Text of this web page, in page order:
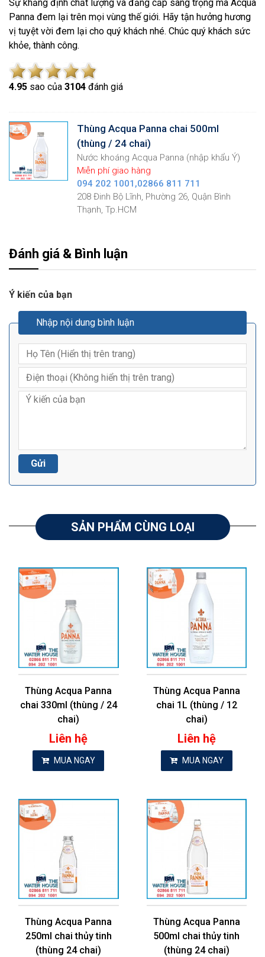
Sự khẳng định chất lượng và đẳng cấp sang trọng mà Acqua
Panna đem lại trên mọi vùng thế giới. Hãy tận hưởng hương
vị tuyệt vời đem lại cho quý khách nhé. Chúc quý khách sức
khỏe, thành công.
4.95 sao của 3104 đánh giá
Thùng Acqua Panna chai 500ml
(thùng / 24 chai)
Nước khoáng Acqua Panna (nhập khẩu Ý)
Miễn phí giao hàng
094 202 1001,02866 811 711
208 Đinh Bộ Lĩnh, Phường 26, Quận Bình
Thạnh, Tp.HCM
Đánh giá & Bình luận
Ý kiến của bạn
Nhập nội dung bình luận
SẢN PHẨM CÙNG LOẠI
Thùng Acqua Panna
chai 330ml (thùng / 24
chai)
Liên hệ
MUA NGAY
Thùng Acqua Panna
chai 1L (thùng / 12
chai)
Liên hệ
MUA NGAY
Thùng Acqua Panna
250ml chai thủy tinh
(thùng 24 chai)
Thùng Acqua Panna
500ml chai thủy tinh
(thùng 24 chai)